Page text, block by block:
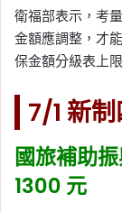
衛福部表示，考
金額應調整，才
保金額分級表上
7/1 新
國旅補助
1300 元